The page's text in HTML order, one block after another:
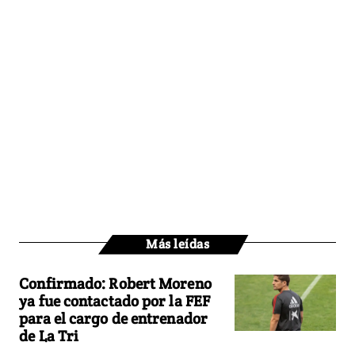
Más leídas
Confirmado: Robert Moreno
ya fue contactado por la FEF
para el cargo de entrenador
de La Tri